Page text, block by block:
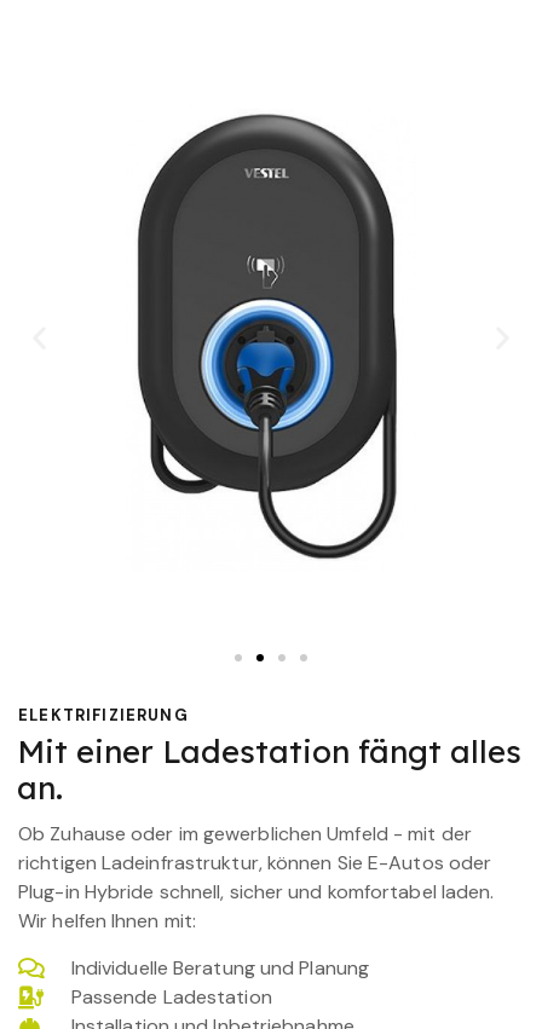
ELEKTRIFIZIERUNG
Mit einer Ladestation fängt alles
an.
Ob Zuhause oder im gewerblichen Umfeld - mit der
richtigen Ladeinfrastruktur, können Sie E-Autos oder
Plug-in Hybride schnell, sicher und komfortabel laden.
Wir helfen Ihnen mit:
Individuelle Beratung und Planung
Passende Ladestation